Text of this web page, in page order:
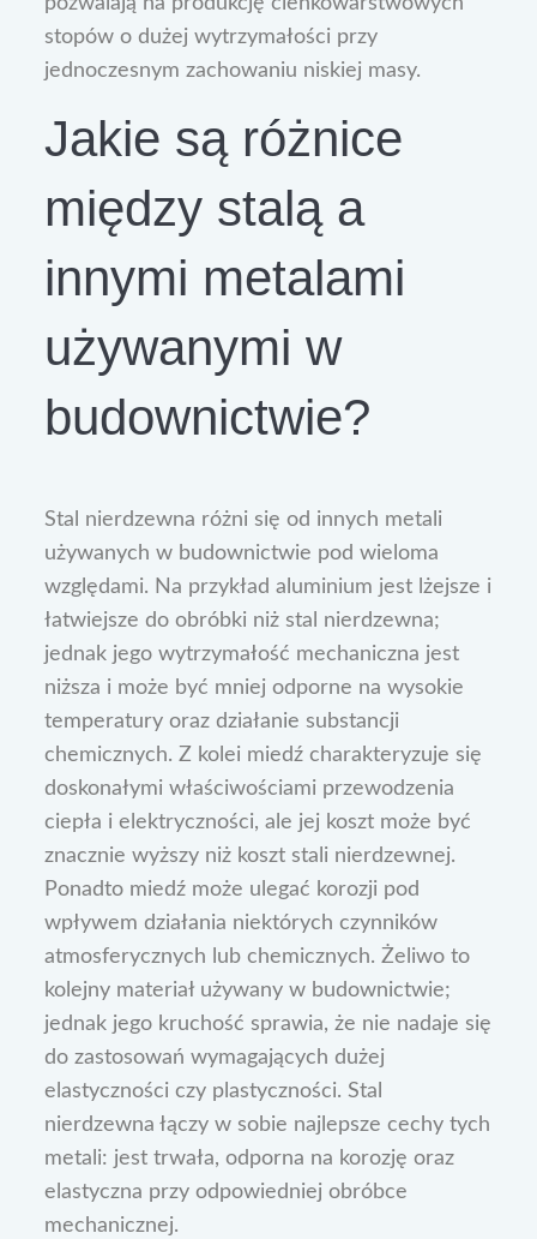
stopów o dużej wytrzymałości przy
jednoczesnym zachowaniu niskiej masy.
Jakie są różnice
między stalą a
innymi metalami
używanymi w
budownictwie?
Stal nierdzewna różni się od innych metali
używanych w budownictwie pod wieloma
względami. Na przykład aluminium jest lżejsze i
łatwiejsze do obróbki niż stal nierdzewna;
jednak jego wytrzymałość mechaniczna jest
niższa i może być mniej odporne na wysokie
temperatury oraz działanie substancji
chemicznych. Z kolei miedź charakteryzuje się
doskonałymi właściwościami przewodzenia
ciepła i elektryczności, ale jej koszt może być
znacznie wyższy niż koszt stali nierdzewnej.
Ponadto miedź może ulegać korozji pod
wpływem działania niektórych czynników
atmosferycznych lub chemicznych. Żeliwo to
kolejny materiał używany w budownictwie;
jednak jego kruchość sprawia, że nie nadaje się
do zastosowań wymagających dużej
elastyczności czy plastyczności. Stal
nierdzewna łączy w sobie najlepsze cechy tych
metali: jest trwała, odporna na korozję oraz
elastyczna przy odpowiedniej obróbce
mechanicznej.